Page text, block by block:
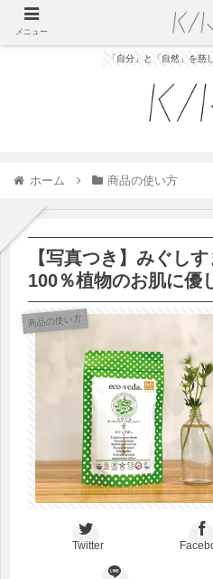
「自分」と「自然」を慈
ホーム 商品の使い方
【写真つき】みぐし
100％植物のお肌に優
商品の使い方
Twitter
メニュー